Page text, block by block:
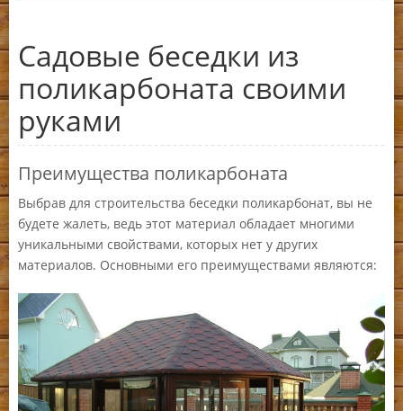
Садовые беседки из
поликарбоната своими
руками
Преимущества поликарбоната
Выбрав для строительства беседки поликарбонат, вы не
будете жалеть, ведь этот материал обладает многими
уникальными свойствами, которых нет у других
материалов. Основными его преимуществами являются: